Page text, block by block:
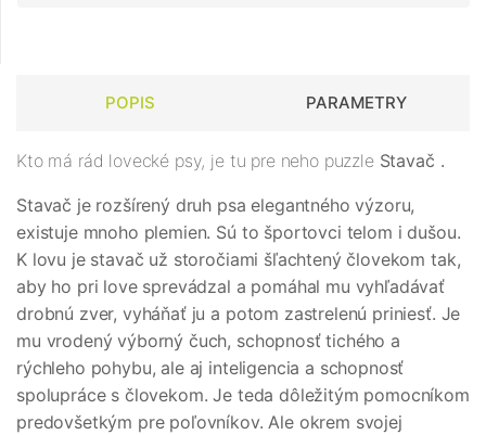
POPIS PARAMETRY
Kto má rád lovecké psy, je tu pre neho puzzle Stavač .
Stavač je rozšírený druh psa elegantného výzoru,
existuje mnoho plemien. Sú to športovci telom i dušou.
K lovu je stavač už storočiami šľachtený človekom tak,
aby ho pri love sprevádzal a pomáhal mu vyhľadávať
drobnú zver, vyháňať ju a potom zastrelenú priniesť. Je
mu vrodený výborný čuch, schopnosť tichého a
rýchleho pohybu, ale aj inteligencia a schopnosť
spolupráce s človekom. Je teda dôležitým pomocníkom
predovšetkým pre poľovníkov. Ale okrem svojej